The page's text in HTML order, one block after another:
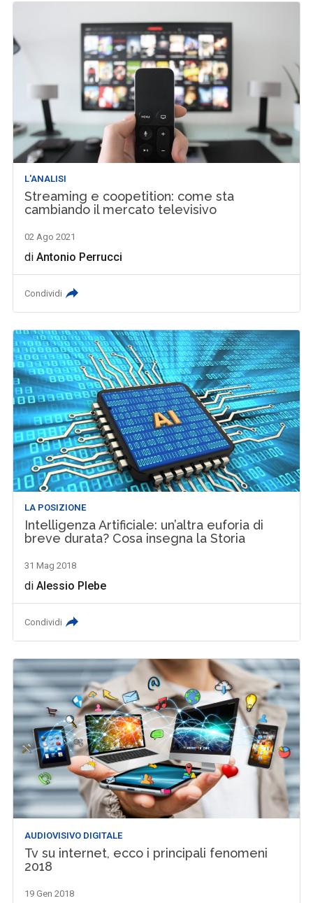
L'ANALISI
Streaming e coopetition: come sta
cambiando il mercato televisivo
02 Ago 2021
diAntonio Perrucci
Condividi
LA POSIZIONE
Intelligenza Artificiale: un’altra euforia di
breve durata? Cosa insegna la Storia
31 Mag 2018
diAlessio Plebe
Condividi
AUDIOVISIVO DIGITALE
Tv su internet, ecco i principali fenomeni
2018
19 Gen 2018